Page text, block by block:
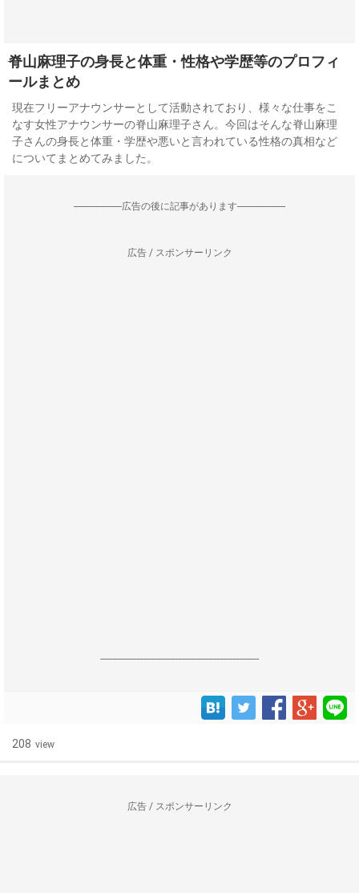
脊山麻理子の身長と体重・性格や学歴等のプロフィ
ールまとめ
現在フリーアナウンサーとして活動されており、様々な仕事をこ
なす女性アナウンサーの脊山麻理子さん。今回はそんな脊山麻理
子さんの身長と体重・学歴や悪いと言われている性格の真相など
についてまとめてみました。
--------------------広告の後に記事があります--------------------
広告 / スポンサーリンク
------------------------------------------------------------------
208 view
広告 / スポンサーリンク